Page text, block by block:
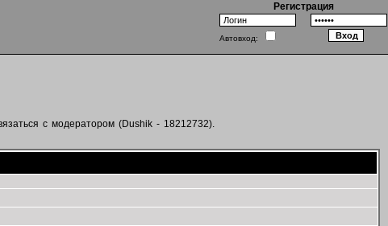
Регистрация
Автовход:
с модератором (Dushik - 18212732).